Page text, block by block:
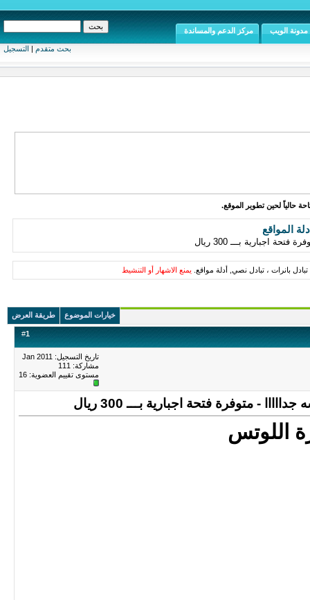
بحث متقدم | التسجيل
مدونة الويب مركز الدعم والمساندة
حالياً لحين تطوير الموقع.
المواقع
بانرات ، تبادل نصي, أدلة مواقع. يمنع الاشهار أو التنشيط
خيارات الموضوع طريقة العرض
#1
تاريخ التسجيل: Jan 2011
مشاركة: 111
مستوى تقييم العضوية: 16
اللوتس